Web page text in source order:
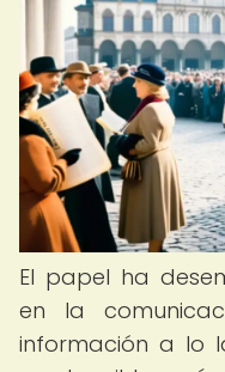
El papel ha
en la
información a lo